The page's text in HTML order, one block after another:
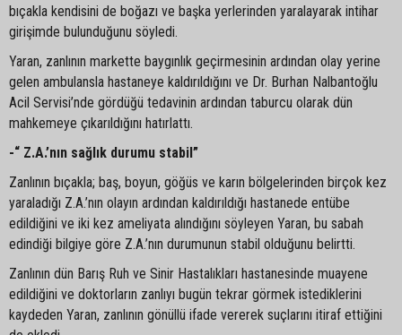
bıçakla kendisini de boğazı ve başka yerlerinden yaralayarak intihar
girişimde bulunduğunu söyledi.
Yaran, zanlının markette baygınlık geçirmesinin ardından olay yerine
gelen ambulansla hastaneye kaldırıldığını ve Dr. Burhan Nalbantoğlu
Acil Servisi’nde gördüğü tedavinin ardından taburcu olarak dün
mahkemeye çıkarıldığını hatırlattı.
-“ Z.A.’nın sağlık durumu stabil”
Zanlının bıçakla; baş, boyun, göğüs ve karın bölgelerinden birçok kez
yaraladığı Z.A.’nın olayın ardından kaldırıldığı hastanede entübe
edildiğini ve iki kez ameliyata alındığını söyleyen Yaran, bu sabah
edindiği bilgiye göre Z.A.’nın durumunun stabil olduğunu belirtti.
Zanlının dün Barış Ruh ve Sinir Hastalıkları hastanesinde muayene
edildiğini ve doktorların zanlıyı bugün tekrar görmek istediklerini
kaydeden Yaran, zanlının gönüllü ifade vererek suçlarını itiraf ettiğini